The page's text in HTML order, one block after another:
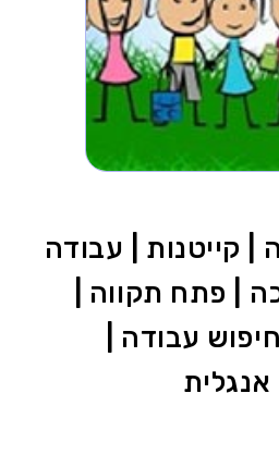
| קייטנות | עבודה
| פתח תקווה |
עבודה |